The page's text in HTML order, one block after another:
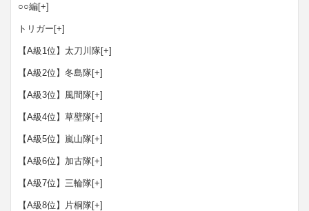
○○編[+]
トリガー[+]
【A級1位】太刀川隊[+]
【A級2位】冬島隊[+]
【A級3位】風間隊[+]
【A級4位】草壁隊[+]
【A級5位】嵐山隊[+]
【A級6位】加古隊[+]
【A級7位】三輪隊[+]
【A級8位】片桐隊[+]